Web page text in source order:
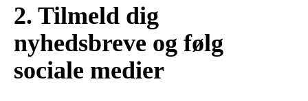
2. Tilmeld dig
nyhedsbreve og følg
sociale medier